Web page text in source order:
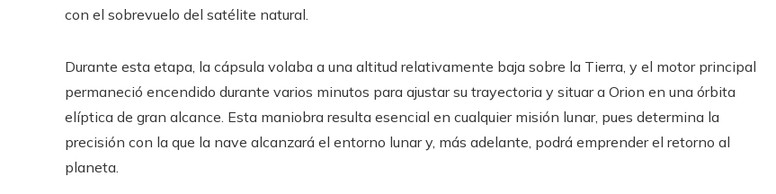
con el sobrevuelo del satélite natural.
Durante esta etapa, la cápsula volaba a una altitud relativamente baja sobre la Tierra, y el motor principal
permaneció encendido durante varios minutos para ajustar su trayectoria y situar a Orion en una órbita
elíptica de gran alcance. Esta maniobra resulta esencial en cualquier misión lunar, pues determina la
precisión con la que la nave alcanzará el entorno lunar y, más adelante, podrá emprender el retorno al
planeta.